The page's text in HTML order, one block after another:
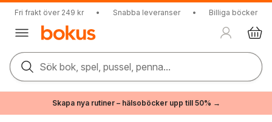
Fri frakt över 249 kr • Snabba leveranser • Billiga böcker
Sök bok, spel, pussel, penna...
Skapa nya rutiner – hälsoböcker upp till 50% →